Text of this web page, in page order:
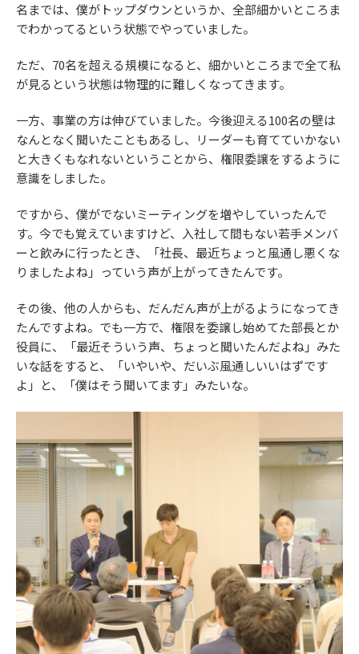
名までは、僕がトップダウンというか、全部細かいところま
でわかってるという状態でやっていました。
ただ、70名を超える規模になると、細かいところまで全て私
が見るという状態は物理的に難しくなってきます。
一方、事業の方は伸びていました。今後迎える100名の壁は
なんとなく聞いたこともあるし、リーダーも育てていかない
と大きくもなれないということから、権限委譲をするように
意識をしました。
ですから、僕がでないミーティングを増やしていったんで
す。今でも覚えていますけど、入社して間もない若手メンバ
ーと飲みに行ったとき、「社長、最近ちょっと風通し悪くな
りましたよね」っていう声が上がってきたんです。
その後、他の人からも、だんだん声が上がるようになってき
たんですよね。でも一方で、権限を委譲し始めてた部長とか
役員に、「最近そういう声、ちょっと聞いたんだよね」みた
いな話をすると、「いやいや、だいぶ風通しいいはずです
よ」と、「僕はそう聞いてます」みたいな。